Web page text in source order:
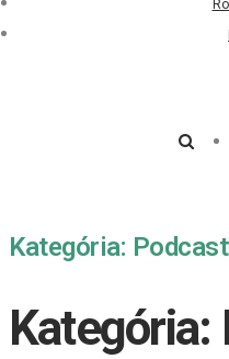
Kategória:
Kategória: